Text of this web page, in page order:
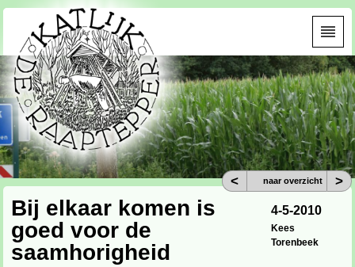
4-5-2010
Kees
Torenbeek
Bij elkaar komen is
goed voor de
saamhorigheid
< naar overzicht >